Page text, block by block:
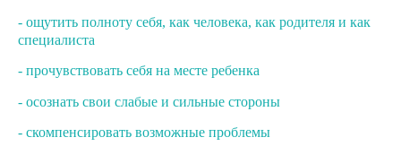
- ощутить полноту себя, как человека, как родителя и как
специалиста
- прочувствовать себя на месте ребенка
- осознать свои слабые и сильные стороны
- скомпенсировать возможные проблемы